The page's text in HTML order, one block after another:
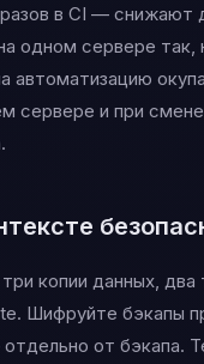
в CI — снижают
одном сервере так,
автоматизацию
сервере и при смене
копии данных, два
Шифруйте бэкапы
от бэкапа.